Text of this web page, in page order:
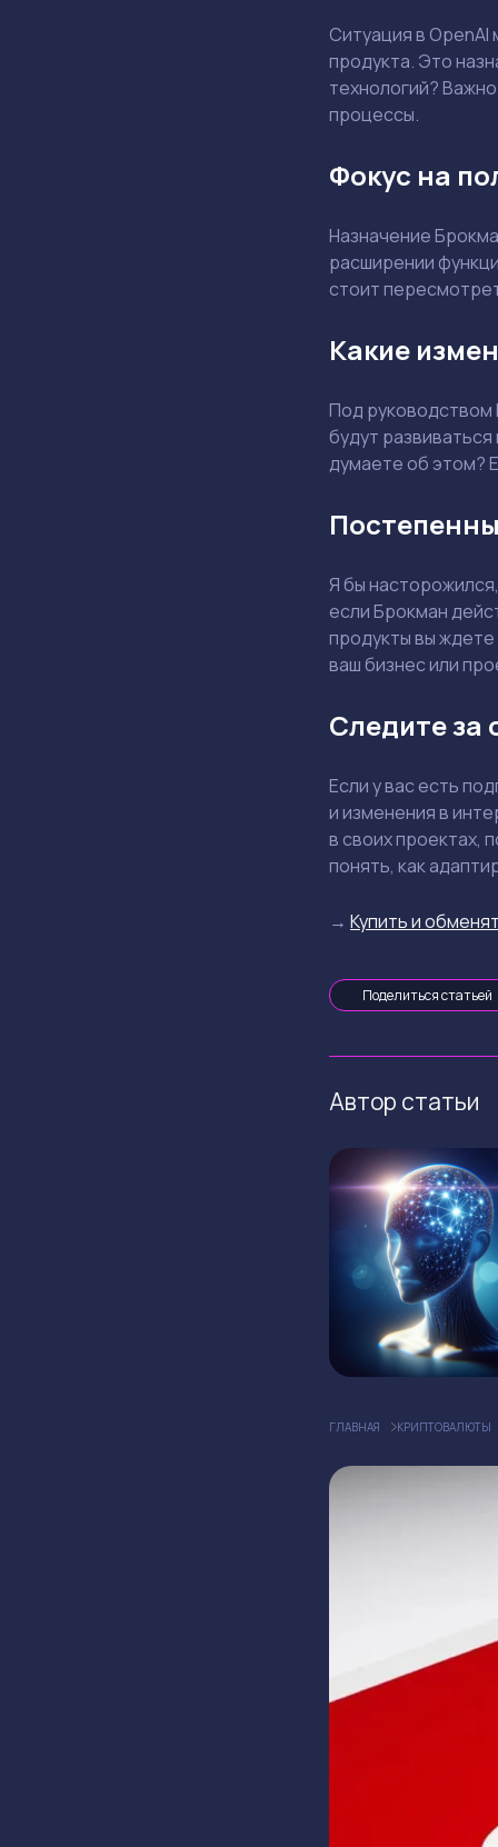
Ситуация в
продукта. Это
технологий?
процессы.
Фокус на
Назначение
расширении
стоит
Какие
Под руководством
будут
думаете об этом?
Я бы
если Брокман
продукты вы ждете
ваш бизнес или
Следите за
Если у вас есть
и изменения в
в своих проектах,
понять, как
→ Купить и
Поделиться статьей
Автор статьи
ГЛАВНАЯ КРИПТОВАЛЮТЫ